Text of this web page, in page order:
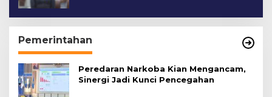
Pemerintahan
Peredaran Narkoba Kian Mengancam,
Sinergi Jadi Kunci Pencegahan